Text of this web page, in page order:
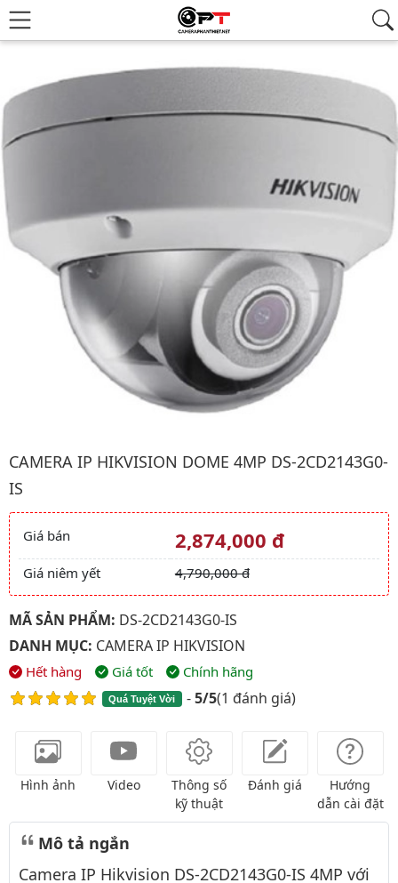
CAMERA IP HIKVISION DOME 4MP DS-2CD2143G0-
IS
Giá và khuyến mãi
Giá bán 2,874,000 đ
Giá niêm yết 4,790,000 đ
MÃ SẢN PHẨM: DS-2CD2143G0-IS
DANH MỤC: CAMERA IP HIKVISION
Hết hàng Giá tốt Chính hãng
Quá Tuyệt Vời -5/5(1 đánh giá)
Hình ảnh Video
Thông số
kỹ thuật
Đánh giá
Hướng
dẫn cài đặt
Mô tả ngắn
Camera IP Hikvision DS-2CD2143G0-IS 4MP với